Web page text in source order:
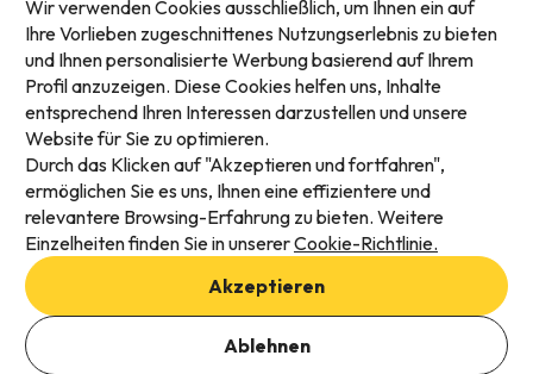
Daten hinzufügen, um Verfügbarkeit zu prüfen
Verfügbare Zahlungsarten
Impressum und AGBs
Datenschutz
Cookies Richtlinien
Wir verwenden Cookies ausschließlich, um Ihnen ein auf
Ihre Vorlieben zugeschnittenes Nutzungserlebnis zu bieten
und Ihnen personalisierte Werbung basierend auf Ihrem
Profil anzuzeigen. Diese Cookies helfen uns, Inhalte
entsprechend Ihren Interessen darzustellen und unsere
Website für Sie zu optimieren.
Durch das Klicken auf "Akzeptieren und fortfahren",
ermöglichen Sie es uns, Ihnen eine effizientere und
relevantere Browsing-Erfahrung zu bieten. Weitere
Einzelheiten finden Sie in unsererCookie-Richtlinie.
Akzeptieren
Ablehnen